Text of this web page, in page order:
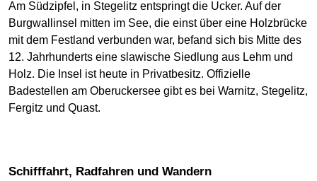
Am Südzipfel, in Stegelitz entspringt die Ucker. Auf der
Burgwallinsel mitten im See, die einst über eine Holzbrücke
mit dem Festland verbunden war, befand sich bis Mitte des
12. Jahrhunderts eine slawische Siedlung aus Lehm und
Holz. Die Insel ist heute in Privatbesitz. Offizielle
Badestellen am Oberuckersee gibt es bei Warnitz, Stegelitz,
Fergitz und Quast.
Schifffahrt, Radfahren und Wandern